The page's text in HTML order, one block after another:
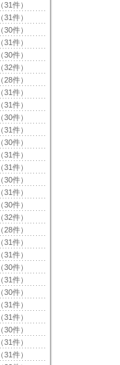
（31件）
（31件）
（30件）
（31件）
（30件）
（32件）
（28件）
（31件）
（31件）
（30件）
（31件）
（30件）
（31件）
（31件）
（30件）
（31件）
（30件）
（32件）
（28件）
（31件）
（31件）
（30件）
（31件）
（30件）
（31件）
（31件）
（30件）
（31件）
（31件）